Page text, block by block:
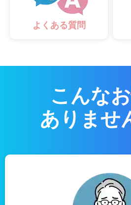
よくある質問
こんな
ありませ